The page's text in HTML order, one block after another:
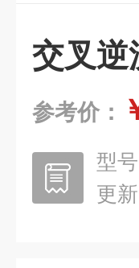
交叉逆
参考价：
型号
更